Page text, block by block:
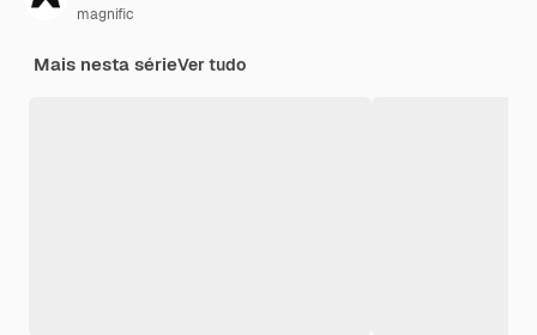
magnific
Mais nesta sérieVer tudo